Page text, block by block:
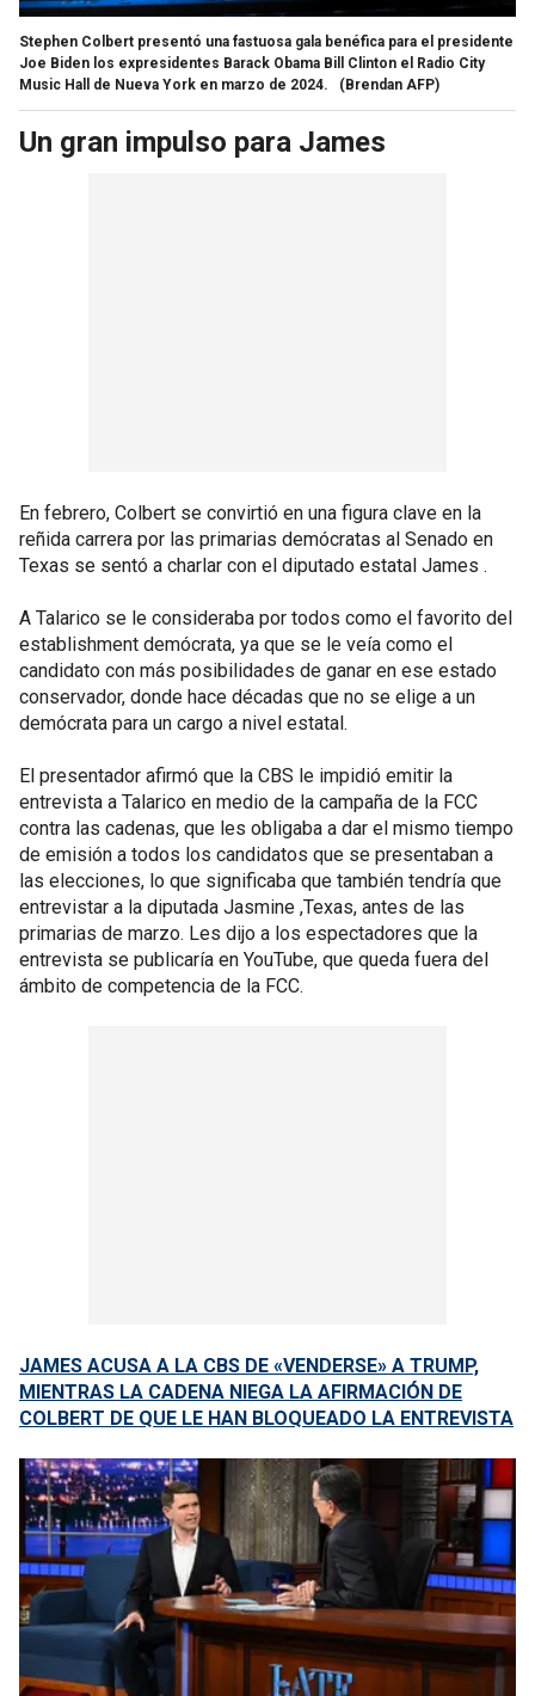
Stephen Colbert presentó una fastuosa gala benéfica para el presidente
Joe Biden los expresidentes Barack Obama Bill Clinton el Radio City
Music Hall de Nueva York en marzo de 2024.
(Brendan AFP)
Un gran impulso para James
En febrero, Colbert se convirtió en una figura clave en la
reñida carrera por las primarias demócratas al Senado en
Texas se sentó a charlar con el diputado estatal James .
A Talarico se le consideraba por todos como el favorito del
establishment demócrata, ya que se le veía como el
candidato con más posibilidades de ganar en ese estado
conservador, donde hace décadas que no se elige a un
demócrata para un cargo a nivel estatal.
El presentador afirmó que la CBS le impidió emitir la
entrevista a Talarico en medio de la campaña de la FCC
contra las cadenas, que les obligaba a dar el mismo tiempo
de emisión a todos los candidatos que se presentaban a
las elecciones, lo que significaba que también tendría que
entrevistar a la diputada Jasmine ,Texas, antes de las
primarias de marzo. Les dijo a los espectadores que la
entrevista se publicaría en YouTube, que queda fuera del
ámbito de competencia de la FCC.
JAMES ACUSA A LA CBS DE «VENDERSE» A TRUMP,
MIENTRAS LA CADENA NIEGA LA AFIRMACIÓN DE
COLBERT DE QUE LE HAN BLOQUEADO LA ENTREVISTA